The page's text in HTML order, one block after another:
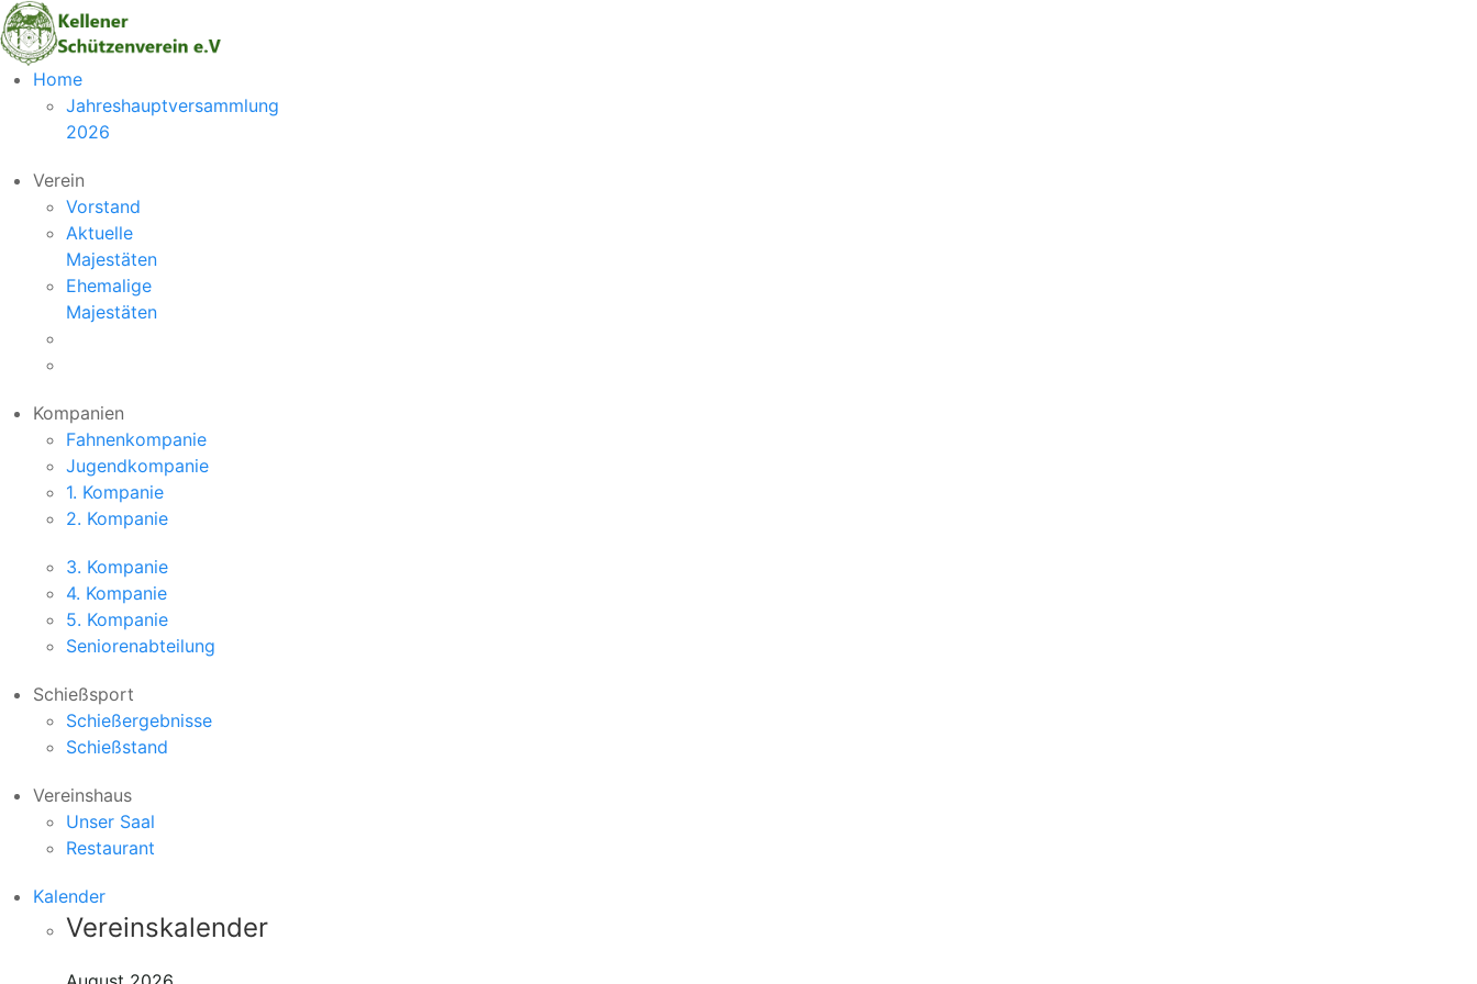
Home
Jahreshauptversammlung
2026
Verein
Vorstand
Aktuelle
Majestäten
Ehemalige
Majestäten
Kompanien
Fahnenkompanie
Jugendkompanie
1. Kompanie
2. Kompanie
3. Kompanie
4. Kompanie
5. Kompanie
Seniorenabteilung
Schießsport
Schießergebnisse
Schießstand
Vereinshaus
Unser Saal
Restaurant
Kalender
Vereinskalender
Monat
Monat